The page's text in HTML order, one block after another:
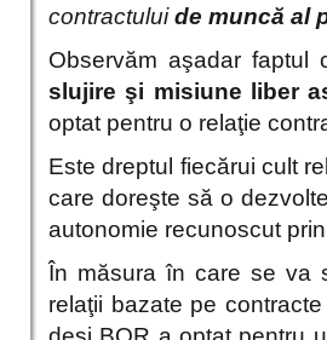
contractuluide muncă al
Observăm aşadar
slujire şi misiune liber
optat pentru o relaţie
Este dreptul fiecărui cult
care doreşte să o
autonomie recunoscut
În măsura în care se va
relaţii bazate pe